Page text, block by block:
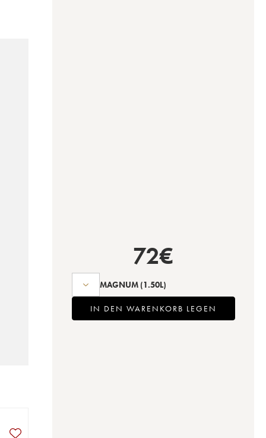
72€
MAGNUM (1.50L)
IN DEN WARENKORB LEGEN